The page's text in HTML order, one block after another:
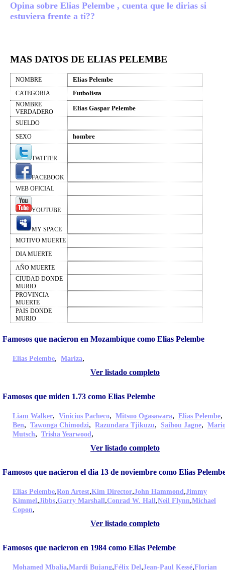
Opina sobre Elias Pelembe , cuenta que le dirias si
estuviera frente a ti??
MAS DATOS DE ELIAS PELEMBE
NOMBRE Elias Pelembe
CATEGORIA Futbolista
NOMBRE
VERDADERO
Elias Gaspar Pelembe
SUELDO
SEXO
hombre
TWITTER
FACEBOOK
WEB OFICIAL
YOUTUBE
MY SPACE
MOTIVO MUERTE
DIA MUERTE
AÑO MUERTE
CIUDAD DONDE
MURIO
PROVINCIA
MUERTE
PAIS DONDE
MURIO
Famosos que nacieron en Mozambique como Elias Pelembe
Elias Pelembe, Mariza,
Ver listado completo
Famosos que miden 1.73 como Elias Pelembe
Liam Walker, Vinícius Pacheco, Mitsuo Ogasawara, Elias Pelembe
Ben, Tawonga Chimodzi, Razundara Tjikuzu, Saihou Jagne,
Mutsch, Trisha Yearwood,
Ver listado completo
Famosos que nacieron el dia 13 de noviembre como Elias
Elias Pelembe,Ron Artest,Kim Director,John Hammond,Jimmy
Kimmel,Jibbs,Garry Marshall,Conrad W. Hall,Neil Flynn,Michael
Copon,
Ver listado completo
Famosos que nacieron en 1984 como Elias Pelembe
Mohamed Mbalia,Mardi Bujang,Félix Del,Jean-Paul Kessé,Florian